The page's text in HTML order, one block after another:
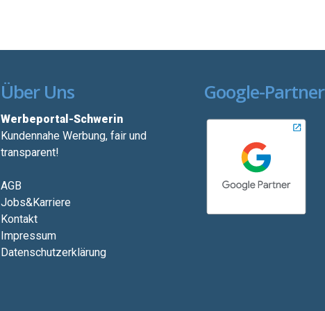
Über Uns
Werbeportal-Schwerin
Kundennahe Werbung, fair und
transparent!
AGB
Jobs&Karriere
Kontakt
Impressum
Datenschutzerklärung
Google-Partner